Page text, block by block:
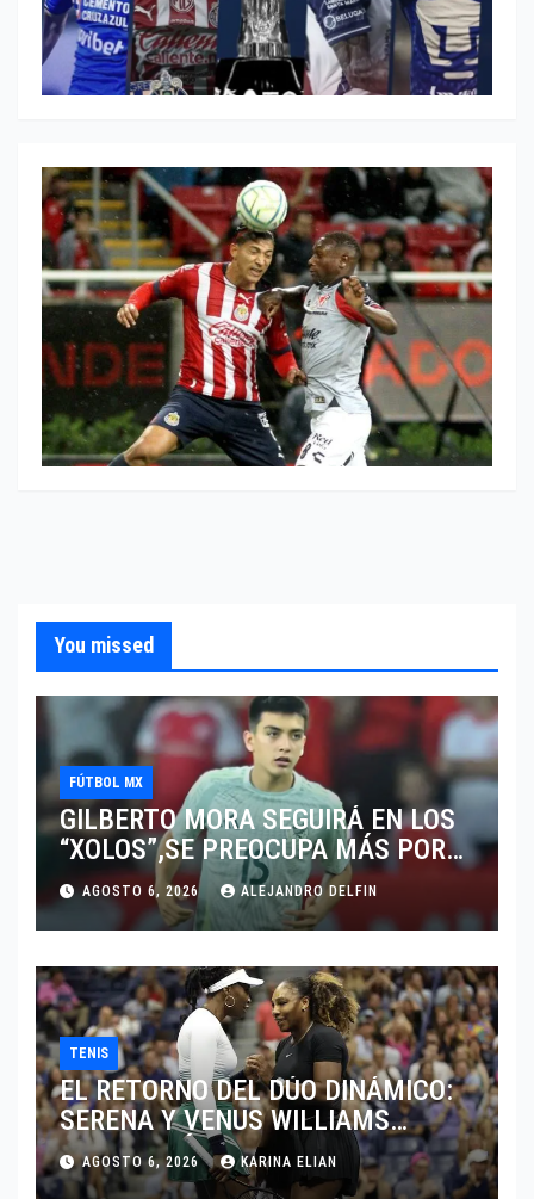
You missed
FÚTBOL MX
GILBERTO MORA SEGUIRÁ EN LOS
“XOLOS”,SE PREOCUPA MÁS POR
JUGAR EN SU EQUIPO.
AGOSTO 6, 2026 ALEJANDRO DELFIN
TENIS
EL RETORNO DEL DÚO DINÁMICO:
SERENA Y VENUS WILLIAMS
DISPUTARÁN LOS DOBLES EN
CINCINNATI 2026
AGOSTO 6, 2026 KARINA ELIAN